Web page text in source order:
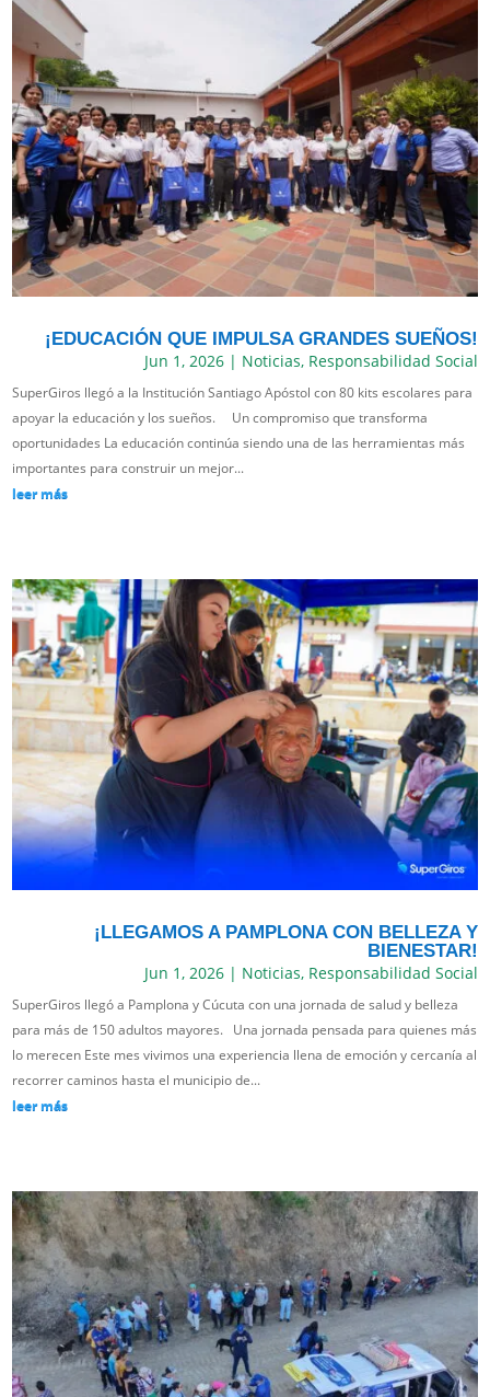
¡EDUCACIÓN QUE IMPULSA GRANDES SUEÑOS!
Jun 1, 2026| Noticias, Responsabilidad Social
SuperGiros llegó a la Institución Santiago Apóstol con 80 kits escolares para
apoyar la educación y los sueños. Un compromiso que transforma
oportunidades La educación continúa siendo una de las herramientas más
importantes para construir un mejor...
leer más
¡LLEGAMOS A PAMPLONA CON BELLEZA Y
BIENESTAR!
Jun 1, 2026| Noticias, Responsabilidad Social
SuperGiros llegó a Pamplona y Cúcuta con una jornada de salud y belleza
para más de 150 adultos mayores. Una jornada pensada para quienes más
lo merecen Este mes vivimos una experiencia llena de emoción y cercanía al
recorrer caminos hasta el municipio de...
leer más